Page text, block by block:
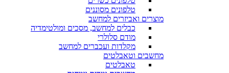
טלפונים מסוננים
מוצרים ואביזרים למחשב
כבלים למחשב, מסכים ומולטימדיה
מודם סלולרי
מקלדות ועכברים למחשב
מחשבים וטאבלטים
טאבלטים